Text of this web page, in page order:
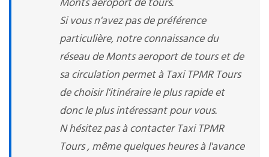
Si vous n'avez pas de préférence
particulière, notre connaissance du
réseau de Monts aeroport de tours et de
sa circulation permet à Taxi TPMR Tours
de choisir l'itinéraire le plus rapide et
donc le plus intéressant pour vous.
N hésitez pas à contacter Taxi TPMR
Tours , même quelques heures à l'avance